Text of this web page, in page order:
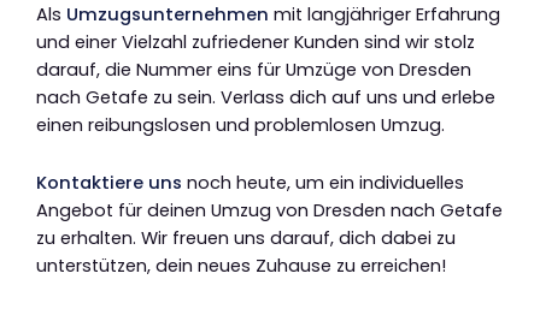
Als Umzugsunternehmen mit langjähriger Erfahrung
und einer Vielzahl zufriedener Kunden sind wir stolz
darauf, die Nummer eins für Umzüge von Dresden
nach Getafe zu sein. Verlass dich auf uns und erlebe
einen reibungslosen und problemlosen Umzug.
Kontaktiere uns noch heute, um ein individuelles
Angebot für deinen Umzug von Dresden nach Getafe
zu erhalten. Wir freuen uns darauf, dich dabei zu
unterstützen, dein neues Zuhause zu erreichen!